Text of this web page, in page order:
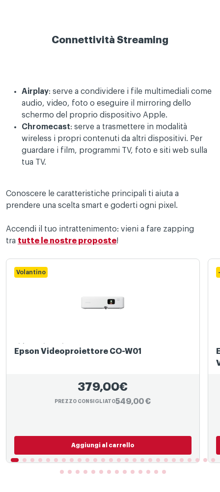
Connettività Streaming
Airplay: serve a condividere i file multimediali come
audio, video, foto o eseguire il mirroring dello
schermo del proprio dispositivo Apple.
Chromecast: serve a trasmettere in modalità
wireless i propri contenuti da altri dispositivi. Per
guardare i film, programmi TV, foto e siti web sulla
tua TV.
Conoscere le caratteristiche principali ti aiuta a
prendere una scelta smart e goderti ogni pixel.
Accendi il tuo intrattenimento: vieni a fare zapping
tra tutte le nostre proposte!
Volantino
Epson Videoproiettore CO-W01
379,00€
PREZZO CONSIGLIATO549,00 €
Aggiungi al carrello